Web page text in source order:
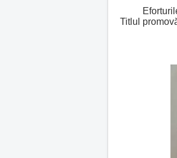
Eforturile
Titlul